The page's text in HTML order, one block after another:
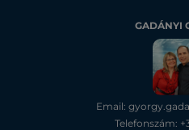
GADÁNYI
Email:
Telefonszám: